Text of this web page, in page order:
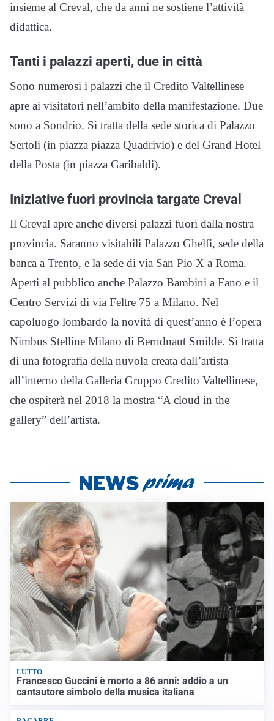
insieme al Creval, che da anni ne sostiene l’attività
didattica.
Tanti i palazzi aperti, due in città
Sono numerosi i palazzi che il Credito Valtellinese
apre ai visitatori nell’ambito della manifestazione. Due
sono a Sondrio. Si tratta della sede storica di Palazzo
Sertoli (in piazza piazza Quadrivio) e del Grand Hotel
della Posta (in piazza Garibaldi).
Iniziative fuori provincia targate Creval
Il Creval apre anche diversi palazzi fuori dalla nostra
provincia. Saranno visitabili Palazzo Ghelfi, sede della
banca a Trento, e la sede di via San Pio X a Roma.
Aperti al pubblico anche Palazzo Bambini a Fano e il
Centro Servizi di via Feltre 75 a Milano. Nel
capoluogo lombardo la novità di quest’anno è l’opera
Nimbus Stelline Milano di Berndnaut Smilde. Si tratta
di una fotografia della nuvola creata dall’artista
all’interno della Galleria Gruppo Credito Valtellinese,
che ospiterà nel 2018 la mostra “A cloud in the
gallery” dell’artista.
LUTTO
Francesco Guccini è morto a 86 anni: addio a un
cantautore simbolo della musica italiana